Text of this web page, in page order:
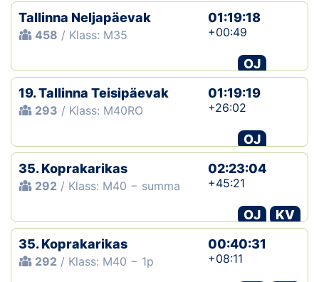
Tallinna Neljapäevak
458 / Klass: M35
01:19:18
+00:49
OJ
19. Tallinna Teisipäevak
293 / Klass: M40RO
01:19:19
+26:02
OJ
35. Koprakarikas
292 / Klass: M40 − summa
02:23:04
+45:21
OJ
KV
35. Koprakarikas
292 / Klass: M40 − 1p
00:40:31
+08:11